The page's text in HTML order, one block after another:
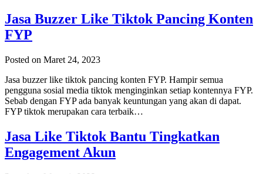
Jasa Buzzer Like Tiktok Pancing Konten
FYP
Posted on Maret 24, 2023
Jasa buzzer like tiktok pancing konten FYP. Hampir semua
pengguna sosial media tiktok menginginkan setiap kontennya FYP.
Sebab dengan FYP ada banyak keuntungan yang akan di dapat.
FYP tiktok merupakan cara terbaik…
Jasa Like Tiktok Bantu Tingkatkan
Engagement Akun